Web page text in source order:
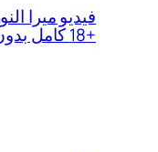
فيديو ميرا
+18 كامل بدون تغبيش